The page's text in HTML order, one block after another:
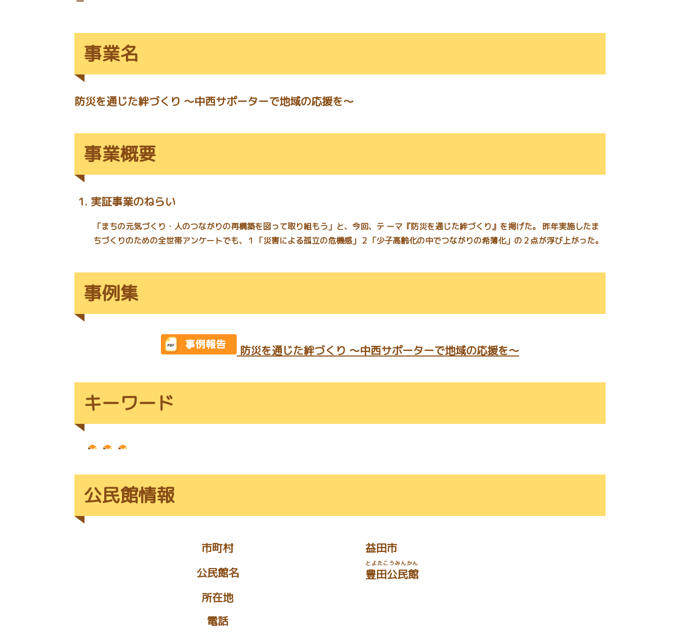
事業名
防災を通じた絆づくり ～中西サポーターで地域の応援を～
事業概要
実証事業のねらい
「まちの元気づくり・人のつながりの再構築を図って取り組もう」と、今回、テ ーマ『防災を通じた絆づくり』を掲げた。 昨年実施したま
ちづくりのための全世帯アンケートでも、１「災害による孤立の危機感」２「少子高齢化の中でつながりの希薄化」の２点が浮び上がった。
事例集
防災を通じた絆づくり ～中西サポーターで地域の応援を～
キーワード
公民館情報
市町村
益田市
公民館名
豊田公民館
とよたこうみんかん
所在地
電話